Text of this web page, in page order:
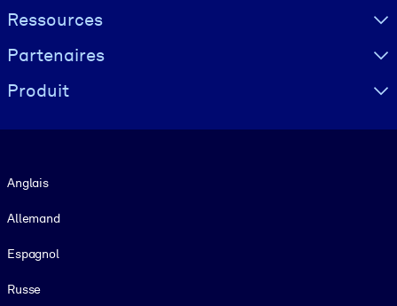
Ressources
Partenaires
Produit
Anglais
Allemand
Espagnol
Russe